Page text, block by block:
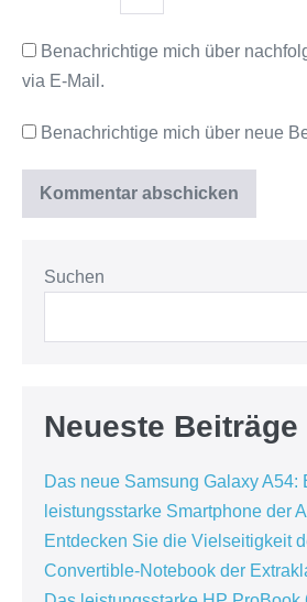
Benachrichtige mich über
via E-Mail.
Benachrichtige mich über neue
Suchen
Neueste Beiträge
Das neue Samsung Galaxy A54:
leistungsstarke Smartphone der
Entdecken Sie die Vielseitigkeit
Convertible-Notebook der